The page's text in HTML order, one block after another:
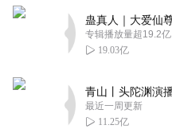
专辑播放量超19.2亿
19.03亿
最近一周更新
11.25亿